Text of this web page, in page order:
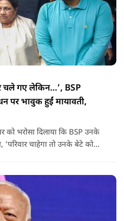
चले गए लेकिन…’, BSP
पर भावुक हुईं मायावती,
को भरोसा दिलाया कि BSP उनके
‘परिवार चाहेगा तो उनके बेटे को